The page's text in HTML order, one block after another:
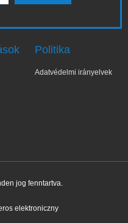
Politika
Adatvédelmi irányelvek
jog fenntartva.
elektroniczny
✕